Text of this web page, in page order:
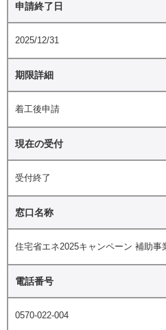
申請終了日
2025/12/31
期限詳細
着工後申請
現在の受付
受付終了
窓口名称
住宅省エネ2025キャンペーン 補助事
電話番号
0570-022-004